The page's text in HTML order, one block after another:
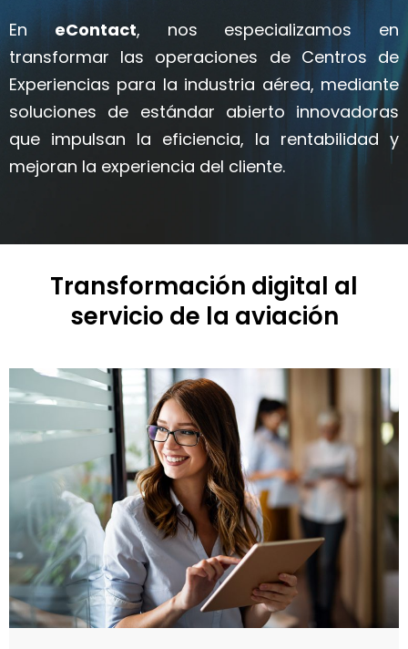
En eContact, nos especializamos en
transformar las operaciones de Centros de
Experiencias para la industria aérea, mediante
soluciones de estándar abierto innovadoras
que impulsan la eficiencia, la rentabilidad y
mejoran la experiencia del cliente.
Transformación digital al
servicio de la aviación